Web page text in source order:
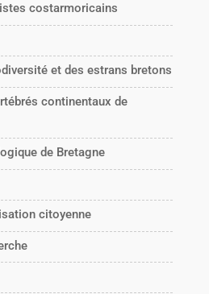
costarmoricains
et des estrans bretons
continentaux de
de Bretagne
citoyenne